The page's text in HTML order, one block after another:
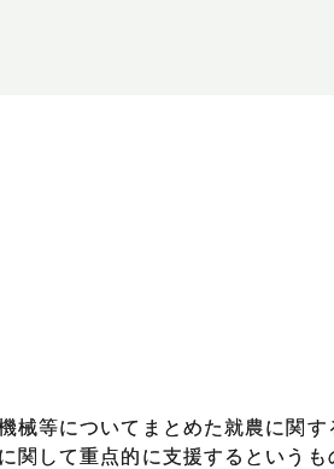
等についてまとめた就農に関す
して重点的に支援するというも